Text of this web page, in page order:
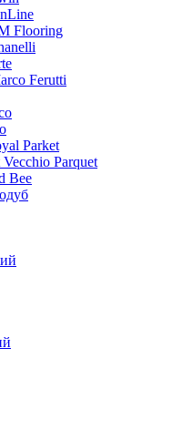
Flooring
Ferutti
Parket
Vecchio Parquet
Bee